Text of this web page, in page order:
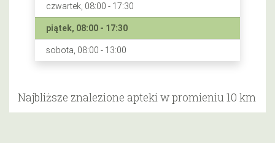
czwartek, 08:00 - 17:30
piątek, 08:00 - 17:30
sobota, 08:00 - 13:00
Najbliższe znalezione apteki w promieniu 10 km